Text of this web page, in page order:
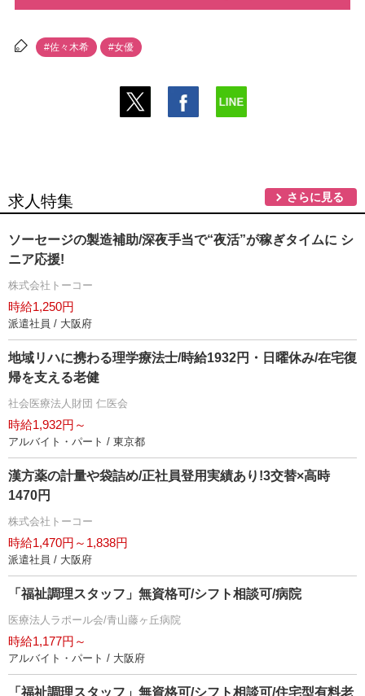
#佐々木希 #女優
求人特集 さらに見る
ソーセージの製造補助/深夜手当で“夜活”が稼ぎタイムに シ
ニア応援!
株式会社トーコー
時給1,250円
派遣社員 / 大阪府
地域リハに携わる理学療法士/時給1932円・日曜休み/在宅復
帰を支える老健
社会医療法人財団 仁医会
時給1,932円～
アルバイト・パート / 東京都
漢方薬の計量や袋詰め/正社員登用実績あり!3交替×高時
1470円
株式会社トーコー
時給1,470円～1,838円
派遣社員 / 大阪府
「福祉調理スタッフ」無資格可/シフト相談可/病院
医療法人ラポール会/青山藤ヶ丘病院
時給1,177円～
アルバイト・パート / 大阪府
「福祉調理スタッフ」無資格可/シフト相談可/住宅型有料老